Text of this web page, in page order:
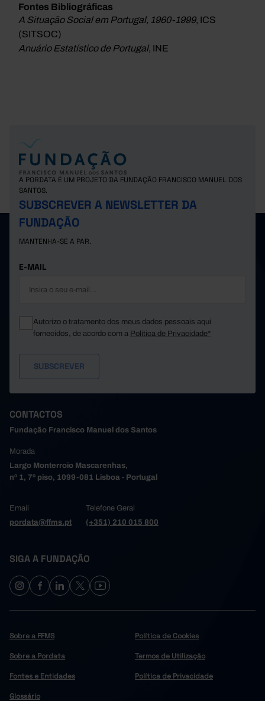
Fontes Bibliográficas
A Situação Social em Portugal, 1960-1999, ICS
(SITSOC)
Anuário Estatístico de Portugal, INE
A PORDATA É UM PROJETO DA FUNDAÇÃO FRANCISCO MANUEL DOS
SANTOS.
SUBSCREVER A NEWSLETTER DA
FUNDAÇÃO
MANTENHA-SE A PAR.
E-MAIL
Autorizo o tratamento dos meus dados pessoais aqui
fornecidos, de acordo com a Política de Privacidade*
CONTACTOS
Fundação Francisco Manuel dos Santos
Morada
Largo Monterroio Mascarenhas,
nº 1, 7º piso, 1099-081 Lisboa - Portugal
Email
pordata@ffms.pt
Telefone Geral
(+351) 210 015 800
SIGA A FUNDAÇÃO
Sobre a FFMS
Sobre a Pordata
Fontes e Entidades
Glossário
Política de Cookies
Termos de Utilização
Política de Privacidade